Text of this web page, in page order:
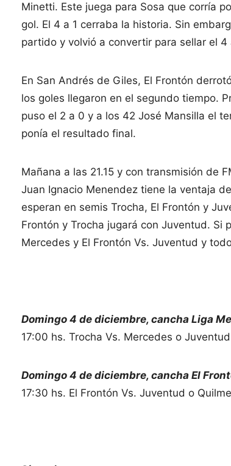
Minetti. Este juega para Sosa que corría
gol. El 4 a 1 cerraba la historia. Sin
partido y volvió a convertir para sellar el 4
En San Andrés de Giles, El Frontón
los goles llegaron en el segundo tiempo.
puso el 2 a 0 y a los 42 José Mansilla el
ponía el resultado final.
Mañana a las 21.15 y con transmisión de
Juan Ignacio Menendez tiene la ventaja
esperan en semis Trocha, El Frontón y
Frontón y Trocha jugará con Juventud. Si
Mercedes y El Frontón Vs. Juventud y
Domingo 4 de diciembre, cancha Liga
17:00 hs. Trocha Vs. Mercedes o Juventud
Domingo 4 de diciembre, cancha El
17:30 hs. El Frontón Vs. Juventud o